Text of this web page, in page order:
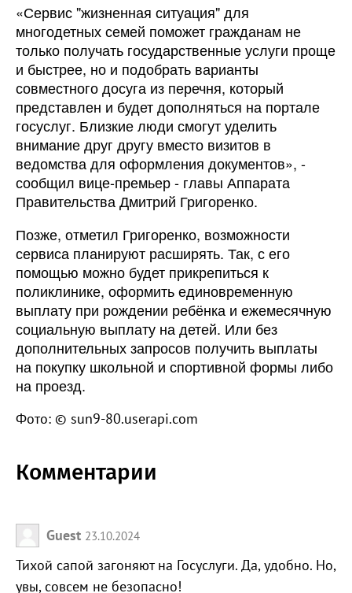
«Сервис "жизненная ситуация" для
многодетных семей поможет гражданам не
только получать государственные услуги проще
и быстрее, но и подобрать варианты
совместного досуга из перечня, который
представлен и будет дополняться на портале
госуслуг. Близкие люди смогут уделить
внимание друг другу вместо визитов в
ведомства для оформления документов», -
сообщил вице-премьер - главы Аппарата
Правительства Дмитрий Григоренко.
Позже, отметил Григоренко, возможности
сервиса планируют расширять. Так, с его
помощью можно будет прикрепиться к
поликлинике, оформить единовременную
выплату при рождении ребёнка и ежемесячную
социальную выплату на детей. Или без
дополнительных запросов получить выплаты
на покупку школьной и спортивной формы либо
на проезд.
Фото: © sun9-80.userapi.com
Комментарии
Guest 23.10.2024
Тихой сапой загоняют на Госуслуги. Да, удобно. Но,
увы, совсем не безопасно!